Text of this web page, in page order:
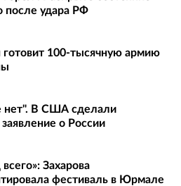
после удара РФ
100-тысячную армию
нет". В США сделали
о России
Захарова
фестиваль в Юрмале